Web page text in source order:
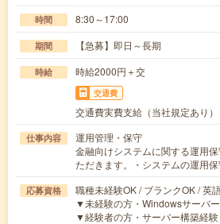
時間 8:30～17:00
期間 【急募】即日～長期
時給 時給2000円＋交
交通費
交通費実費支給（当社規定あり）
仕事内容
運用管理・保守
金融向けシステムに関する運用
ただきます。・システムの運用
応募資格
職種未経験OK / ブランクOK / 英
▼未経験の方・Windowsサーバ
▼経験者の方・サーバー構築経